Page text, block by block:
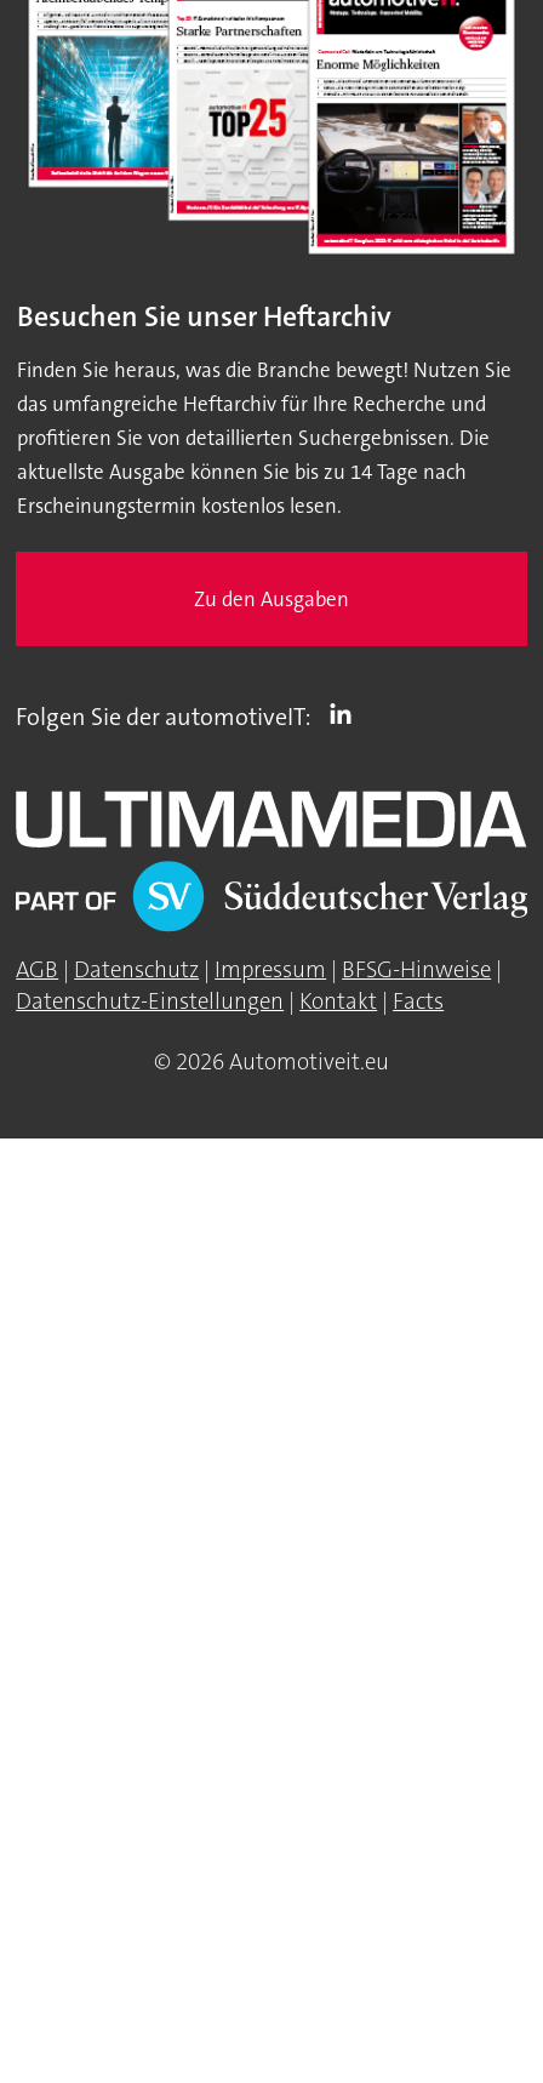
Besuchen Sie unser Heftarchiv
Finden Sie heraus, was die Branche bewegt! Nutzen Sie
das umfangreiche Heftarchiv für Ihre Recherche und
profitieren Sie von detaillierten Suchergebnissen. Die
aktuellste Ausgabe können Sie bis zu 14 Tage nach
Erscheinungstermin kostenlos lesen.
Zu den Ausgaben
Folgen Sie der automotiveIT:
AGB | Datenschutz | Impressum | BFSG-Hinweise |
Datenschutz-Einstellungen | Kontakt | Facts
© 2026 Automotiveit.eu